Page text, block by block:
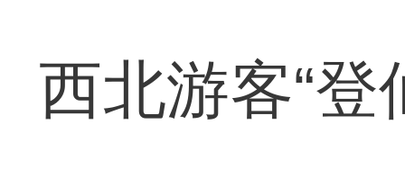
西北游客“